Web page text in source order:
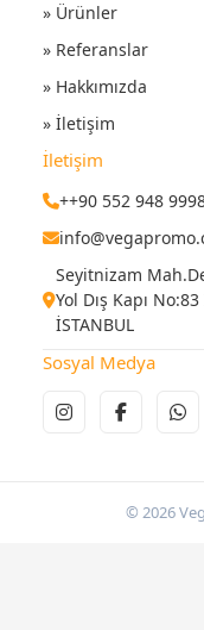
» Ürünler
» Referanslar
» Hakkımızda
» İletişim
İletişim
++90 552 948
Seyitnizam
Yol Dış Kapı
İSTANBUL
Sosyal Medya
© 2026